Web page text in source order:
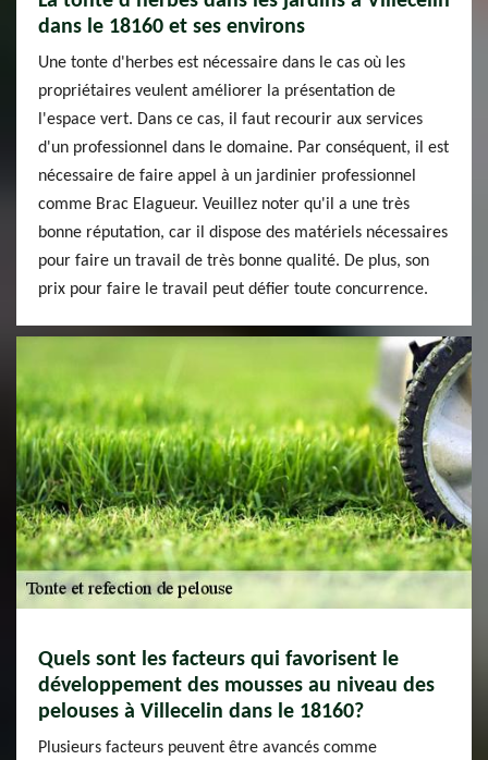
dans le 18160 et ses environs
Une tonte d'herbes est nécessaire dans le cas où les
propriétaires veulent améliorer la présentation de
l'espace vert. Dans ce cas, il faut recourir aux services
d'un professionnel dans le domaine. Par conséquent, il est
nécessaire de faire appel à un jardinier professionnel
comme Brac Elagueur. Veuillez noter qu'il a une très
bonne réputation, car il dispose des matériels nécessaires
pour faire un travail de très bonne qualité. De plus, son
prix pour faire le travail peut défier toute concurrence.
Quels sont les facteurs qui favorisent le
développement des mousses au niveau des
pelouses à Villecelin dans le 18160?
Plusieurs facteurs peuvent être avancés comme